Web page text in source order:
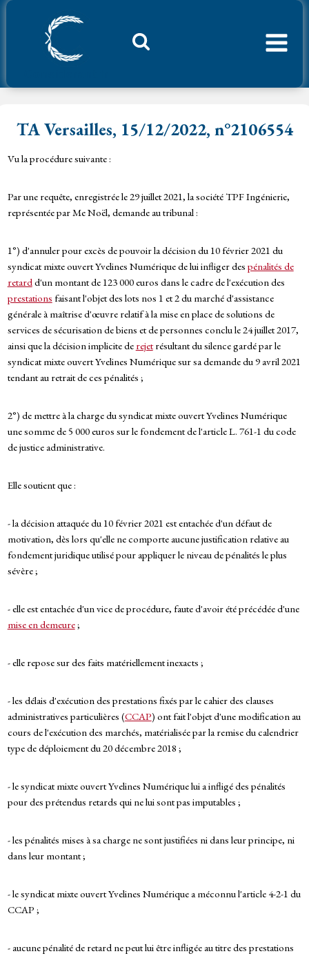
Aller
TA Versailles, 15/12/2022, n°2106554
Vu la procédure suivante :
Par une requête, enregistrée le 29 juillet 2021, la société TPF Ingénierie,
représentée par Me Noël, demande au tribunal :
1°) d'annuler pour excès de pouvoir la décision du 10 février 2021 du
syndicat mixte ouvert Yvelines Numérique de lui infliger des pénalités de
retardd'un montant de 123 000 euros dans le cadre de l'exécution des
prestations faisant l'objet des lots nos 1 et 2 du marché d'assistance
générale à maîtrise d'œuvre relatif à la mise en place de solutions de
services de sécurisation de biens et de personnes conclu le 24 juillet 2017,
ainsi que la décision implicite de rejetrésultant du silence gardé par le
syndicat mixte ouvert Yvelines Numérique sur sa demande du 9 avril 2021
tendant au retrait de ces pénalités ;
2°) de mettre à la charge du syndicat mixte ouvert Yvelines Numérique
une somme de 5 000 euros sur le fondement de l'article L. 761-1 du code
de justice administrative.
Elle soutient que :
- la décision attaquée du 10 février 2021 est entachée d'un défaut de
motivation, dès lors qu'elle ne comporte aucune justification relative au
fondement juridique utilisé pour appliquer le niveau de pénalités le plus
sévère ;
- elle est entachée d'un vice de procédure, faute d'avoir été précédée d'une
mise en demeure;
- elle repose sur des faits matériellement inexacts ;
- les délais d'exécution des prestations fixés par le cahier des clauses
administratives particulières (CCAP) ont fait l'objet d'une modification au
cours de l'exécution des marchés, matérialisée par la remise du calendrier
type de déploiement du 20 décembre 2018 ;
- le syndicat mixte ouvert Yvelines Numérique lui a infligé des pénalités
pour des prétendus retards qui ne lui sont pas imputables ;
- les pénalités mises à sa charge ne sont justifiées ni dans leur principe, ni
dans leur montant ;
- le syndicat mixte ouvert Yvelines Numérique a méconnu l'article 4-2-1 du
CCAP ;
- aucune pénalité de retard ne peut lui être infligée au titre des prestations